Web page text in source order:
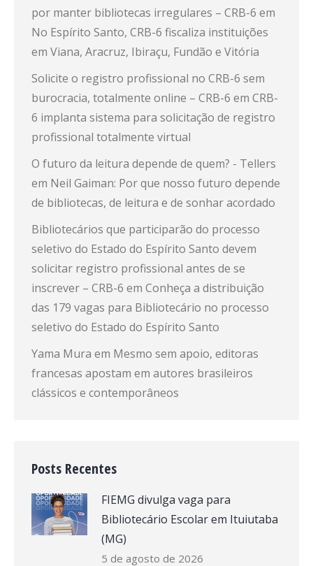
por manter bibliotecas irregulares – CRB-6 em
No Espírito Santo, CRB-6 fiscaliza instituições
em Viana, Aracruz, Ibiraçu, Fundão e Vitória
Solicite o registro profissional no CRB-6 sem
burocracia, totalmente online – CRB-6 em CRB-
6 implanta sistema para solicitação de registro
profissional totalmente virtual
O futuro da leitura depende de quem? - Tellers
em Neil Gaiman: Por que nosso futuro depende
de bibliotecas, de leitura e de sonhar acordado
Bibliotecários que participarão do processo
seletivo do Estado do Espírito Santo devem
solicitar registro profissional antes de se
inscrever – CRB-6 em Conheça a distribuição
das 179 vagas para Bibliotecário no processo
seletivo do Estado do Espírito Santo
Yama Mura em Mesmo sem apoio, editoras
francesas apostam em autores brasileiros
clássicos e contemporâneos
Posts Recentes
FIEMG divulga vaga para
Bibliotecário Escolar em Ituiutaba
(MG)
5 de agosto de 2026